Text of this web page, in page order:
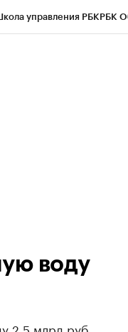
управления РБКРБК
воду